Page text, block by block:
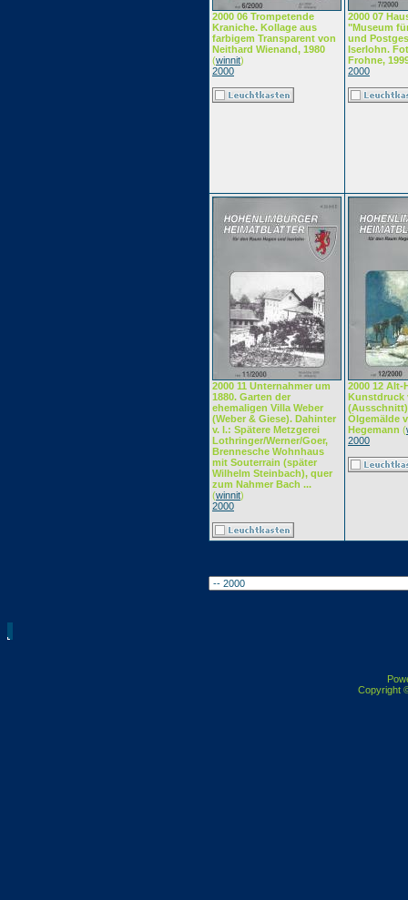
2000 06 Trompetende
Kraniche. Kollage aus
farbigem Transparent von
Neithard Wienand, 1980
(winnit)
2000
2000 07
"Museum
und
Iserlohn.
Frohne,
2000
2000 11 Unternahmer um
1880. Garten der
ehemaligen Villa Weber
(Weber & Giese). Dahinter
v. l.: Spätere Metzgerei
Lothringer/Werner/Goer,
Brennesche Wohnhaus
mit Souterrain (später
Wilhelm Steinbach), quer
zum Nahmer Bach ...
(winnit)
2000
2000 12 Alt-
Kunstdruck
Ölgemälde
Hegemann (
2000
Copyright